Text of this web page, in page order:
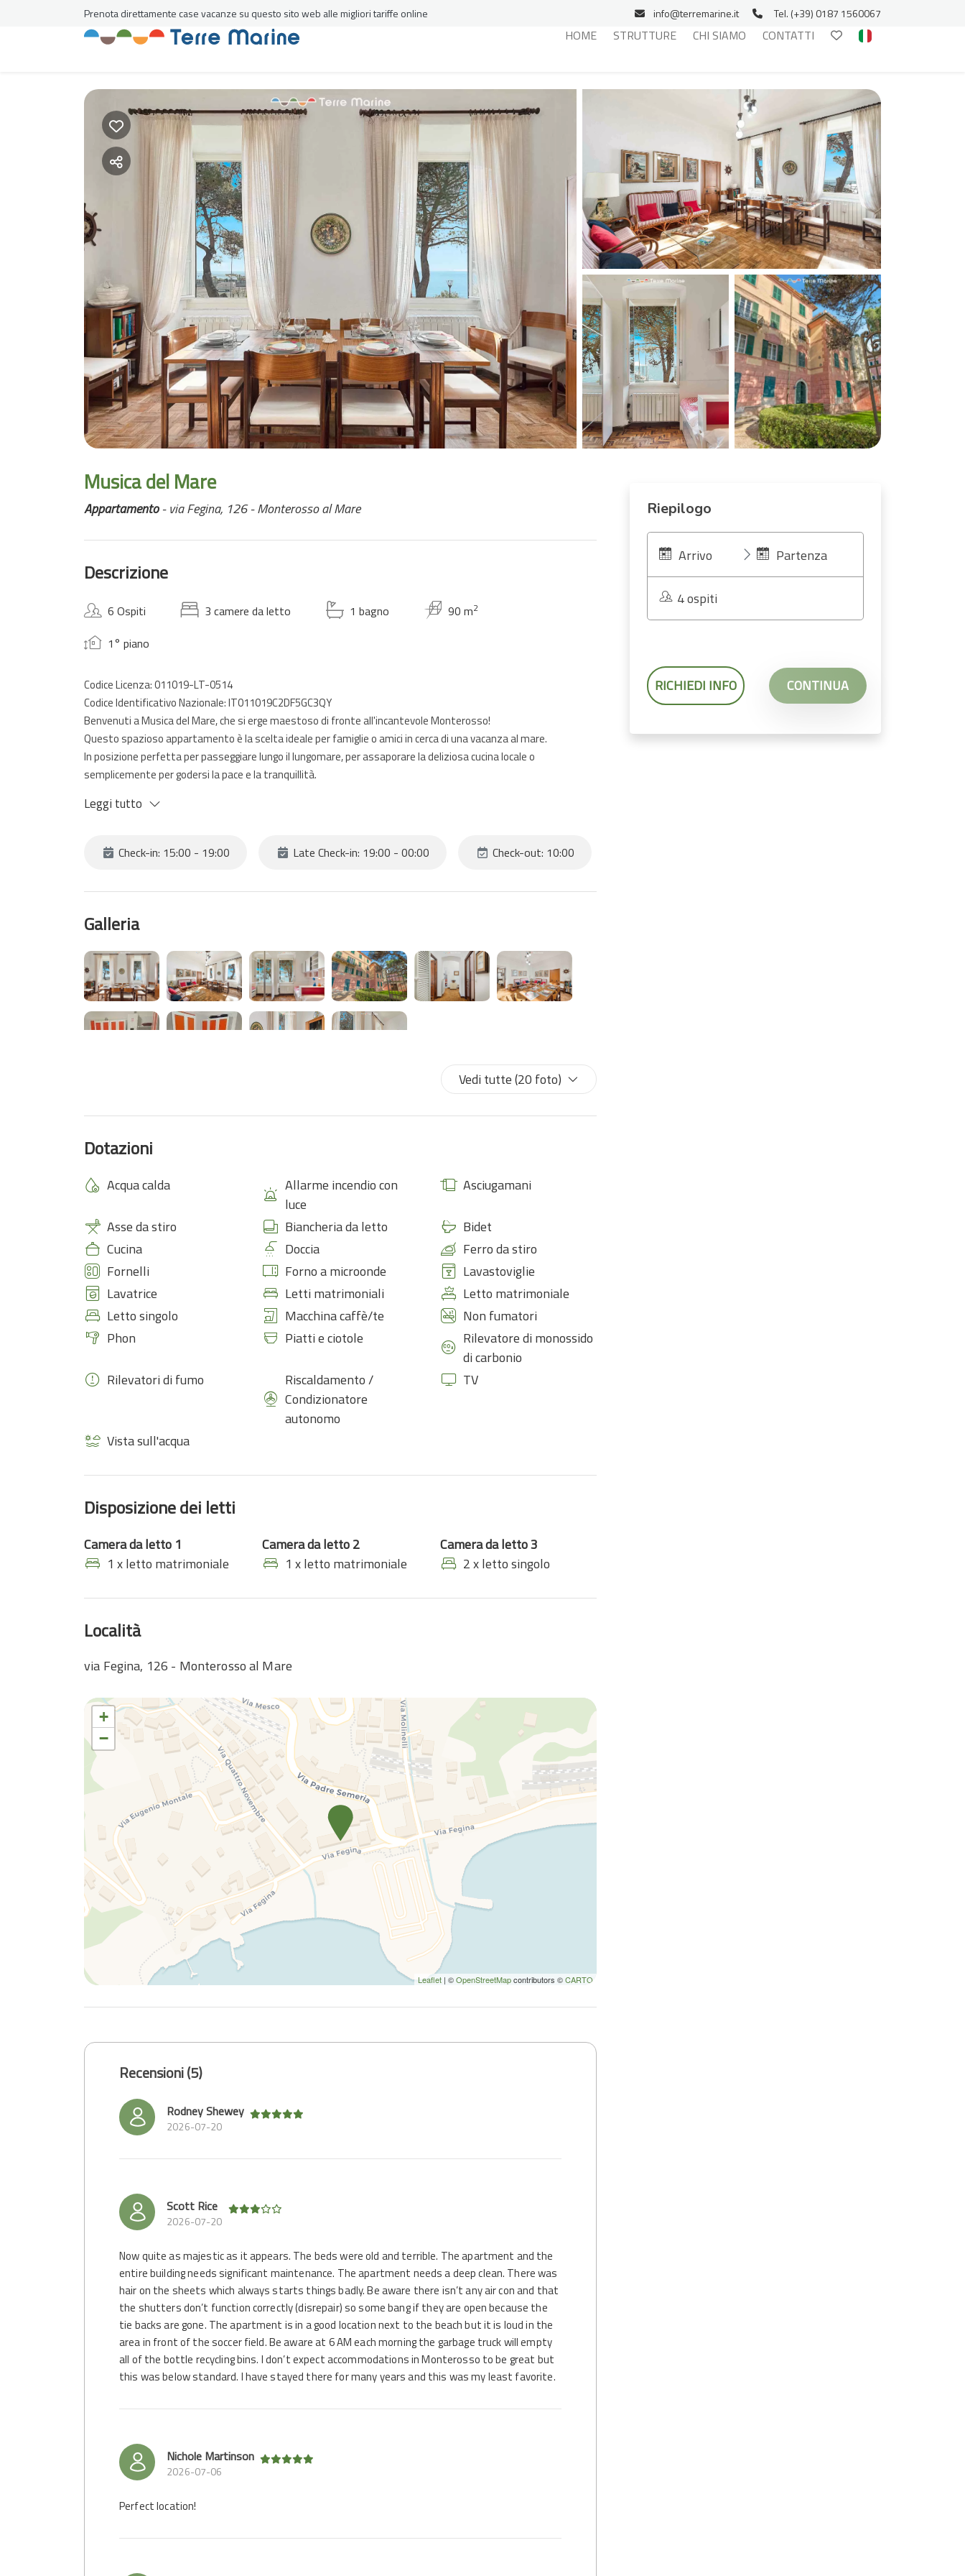
HOME STRUTTURE CHI SIAMO CONTATTI
Musica del Mare
Appartamento- via Fegina, 126 - Monterosso al Mare
Descrizione
6 Ospiti 3 camere da letto 1 bagno 90 m2
1° piano
Codice Licenza: 011019-LT-0514
Codice Identificativo Nazionale: IT011019C2DF5GC3QY
Benvenuti a Musica del Mare, che si erge maestoso di fronte all'incantevole Monterosso!
Questo spazioso appartamento è la scelta ideale per famiglie o amici in cerca di una vacanza al mare.
In posizione perfetta per passeggiare lungo il lungomare, per assaporare la deliziosa cucina locale o
semplicemente per godersi la pace e la tranquillità.
camere, la cucina, ampio soggiorno e bagno.
Leggi tutto
Check-in: 15:00 - 19:00 Late Check-in: 19:00 - 00:00 Check-out: 10:00
Galleria
Vedi tutte (20 foto)
Dotazioni
Acqua calda
Allarme incendio con
luce
Asciugamani
Asse da stiro Biancheria da letto
Bidet
Cucina
Doccia
Ferro da stiro
Fornelli
Forno a microonde
Lavastoviglie
Lavatrice
Letti matrimoniali
Letto matrimoniale
Letto singolo
Macchina caffè/te
Non fumatori
Phon
Piatti e ciotole
Rilevatore di monossido
di carbonio
Rilevatori di fumo
Riscaldamento /
Condizionatore
autonomo
TV
Vista sull'acqua
Disposizione dei letti
Camera da letto 1
1 x letto matrimoniale
Camera da letto 2
1 x letto matrimoniale
Camera da letto 3
2 x letto singolo
Località
via Fegina, 126 - Monterosso al Mare
+
−
Leaflet | ©OpenStreetMapcontributors ©CARTO
Recensioni (5)
Rodney Shewey
2026-07-20
Scott Rice
2026-07-20
Now quite as majestic as it appears. The beds were old and terrible. The apartment and the
entire building needs significant maintenance. The apartment needs a deep clean. There was
hair on the sheets which always starts things badly. Be aware there isn’t any air con and that
the shutters don’t function correctly (disrepair) so some bang if they are open because the
tie backs are gone. The apartment is in a good location next to the beach but it is loud in the
area in front of the soccer field. Be aware at 6 AM each morning the garbage truck will empty
all of the bottle recycling bins. I don’t expect accommodations in Monterosso to be great but
this was below standard. I have stayed there for many years and this was my least favorite.
Nichole Martinson
2026-07-06
Perfect location!
Riepilogo
Arrivo Partenza
4 ospiti
RICHIEDI INFO CONTINUA
Prenota direttamente case vacanze su questo sito web alle migliori tariffe online info@terremarine.it Tel. (+39) 0187 1560067